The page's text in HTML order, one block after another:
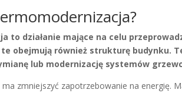
to działanie mające na celu
obejmują również strukturę budynku.
lub modernizację systemów
zmniejszyć zapotrzebowanie na energię.